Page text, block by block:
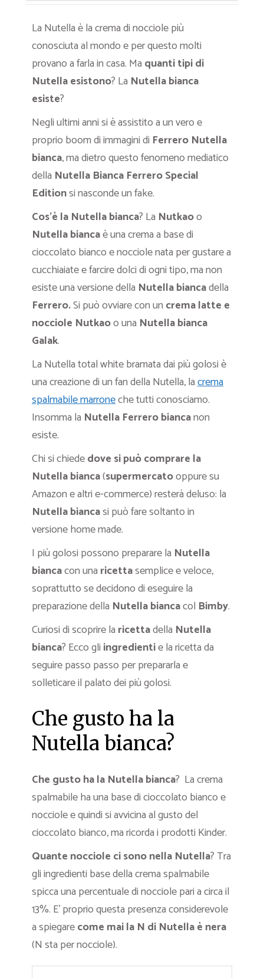
La Nutella è la crema di nocciole più
conosciuta al mondo e per questo molti
provano a farla in casa. Ma quanti tipi di
Nutella esistono? La Nutella bianca
esiste?
Negli ultimi anni si è assistito a un vero e
proprio boom di immagini di Ferrero Nutella
bianca, ma dietro questo fenomeno mediatico
della Nutella Bianca Ferrero Special
Editionsi nasconde un fake.
Cos’è la Nutella bianca? La Nutkaoo
Nutella biancaè una crema a base di
cioccolato bianco e nocciole nata per gustare a
cucchiaiate e farcire dolci di ogni tipo, ma non
esiste una versione della Nutella biancadella
Ferrero.Si può ovviare con un crema latte e
nocciole Nutkaoo una Nutella bianca
Galak.
La Nutella total white bramata dai più golosi è
una creazione di un fan della Nutella, lacrema
spalmabile marroneche tutti conosciamo.
Insomma la Nutella Ferrero biancanon
esiste.
Chi si chiededove si può comprare la
Nutella bianca(supermercatooppure su
Amazon e altri e-commerce) resterà deluso: la
Nutella biancasi può fare soltanto in
versione home made.
I più golosi possono preparare la Nutella
biancacon una ricettasemplice e veloce,
soprattutto se decidono di eseguire la
preparazione della Nutella biancacol Bimby.
Curiosi di scoprire la ricettadella Nutella
bianca? Ecco gli ingredientie la ricetta da
seguire passo passo per prepararla e
solleticare il palato dei più golosi.
Che gusto ha la
Nutella bianca?
Che gusto ha la Nutella bianca? La crema
spalmabile ha una base di cioccolato bianco e
nocciole e quindi si avvicina al gusto del
cioccolato bianco, ma ricorda i prodotti Kinder.
Quante nocciole ci sono nella Nutella? Tra
gli ingredienti base della crema spalmabile
spicca una percentuale di nocciole pari a circa il
13%. E’ proprio questa presenza considerevole
a spiegarecome mai la N di Nutella è nera
(N sta per nocciole).